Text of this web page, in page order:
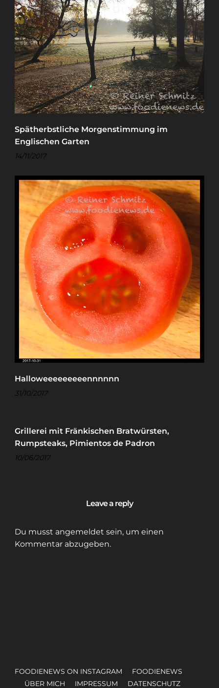
Spätherbstliche Morgenstimmung im
Englischen Garten
14/11/2017
Halloweeeeeeeeennnnnn
31/10/2017
Grillerei mit Fränkischen Bratwürsten,
Rumpsteaks, Pimientos de Padron
10/06/2017
Leave a reply
Du musst angemeldet sein, um einen
Kommentar abzugeben.
FOODIENEWS ON INSTAGRAM
FOODIENEWS
ÜBER MICH
IMPRESSUM DATENSCHUTZ